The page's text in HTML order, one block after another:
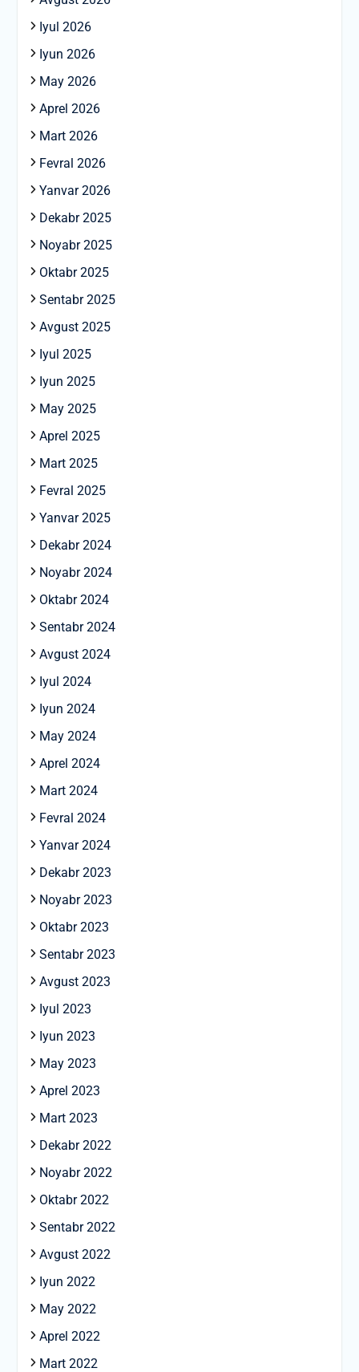
Iyul 2026
Iyun 2026
May 2026
Aprel 2026
Mart 2026
Fevral 2026
Yanvar 2026
Dekabr 2025
Noyabr 2025
Oktabr 2025
Sentabr 2025
Avgust 2025
Iyul 2025
Iyun 2025
May 2025
Aprel 2025
Mart 2025
Fevral 2025
Yanvar 2025
Dekabr 2024
Noyabr 2024
Oktabr 2024
Sentabr 2024
Avgust 2024
Iyul 2024
Iyun 2024
May 2024
Aprel 2024
Mart 2024
Fevral 2024
Yanvar 2024
Dekabr 2023
Noyabr 2023
Oktabr 2023
Sentabr 2023
Avgust 2023
Iyul 2023
Iyun 2023
May 2023
Aprel 2023
Mart 2023
Dekabr 2022
Noyabr 2022
Oktabr 2022
Sentabr 2022
Avgust 2022
Iyun 2022
May 2022
Aprel 2022
Mart 2022